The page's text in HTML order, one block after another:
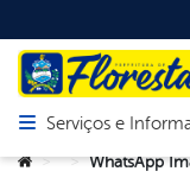
Abrir menu
Serviços e
Você está aqui:
> > WhatsApp